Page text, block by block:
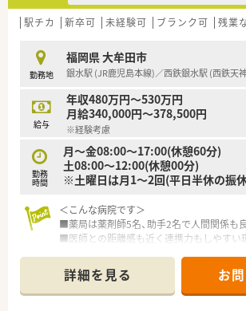
【勤務実態について】
実しております。
■月の残業時間は平均5時間程度と少なく、
も確保しやすい環境です。
■仕事後の予定も立てやすい勤務体系です。
駅チカ 新卒可 未経験可 ブランク可 残業
勤務地
福岡県 大牟田市
銀水駅 (JR鹿児島本線)／西鉄銀水駅 (西鉄天
給与
年収480万円～530万円
月給340,000円～378,500円
※経験考慮
勤務
時間
月～金08:00～17:00(休憩60分)
土08:00～12:00(休憩00分)
※土曜日は月1～2回(平日半休の振
＜こんな病院です＞
■薬局は薬剤師5名、助手2名で人間関係も
■医師との距離感も近く連携力もしやすい環
■残業ほぼ無し！定時で帰れます！
■有給休暇の消化率は70%以上と高水準
■新卒でも病院未経験の方も大歓迎です！
詳細を見る お